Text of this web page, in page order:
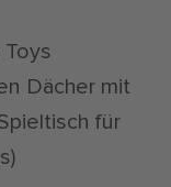
Toys
Dächer mit
für